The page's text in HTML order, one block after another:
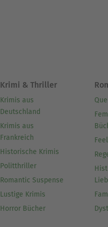
Krimi & Thriller
Krimis aus
Deutschland
Krimis aus
Frankreich
Historische Krimis
Politthriller
Romantic Suspense
Lustige Krimis
Horror Bücher